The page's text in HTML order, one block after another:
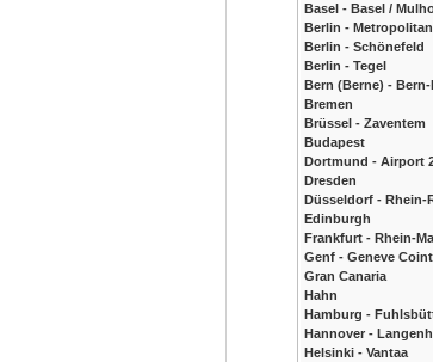
Basel - Basel /
Berlin -
Berlin - Schönefeld
Berlin - Tegel
Bern (Berne) -
Bremen
Brüssel - Zaventem
Budapest
Dortmund - Airport
Dresden
Düsseldorf - Rhein-
Edinburgh
Frankfurt - Rhein-
Genf - Geneve
Gran Canaria
Hahn
Hamburg -
Hannover -
Helsinki - Vantaa